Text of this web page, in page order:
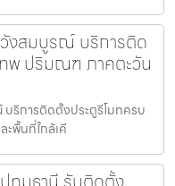
งสมบูรณ์ บริการติด
ทพ ปริมณฑ ภาคตะวัน
ริการติดตั้งประตูรีโมทครบ
พื้นที่ใกล้เคี